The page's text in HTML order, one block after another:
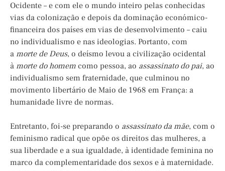
Ocidente – e com ele o mundo inteiro pelas conhecidas
vias da colonização e depois da dominação económico-
financeira dos países em vias de desenvolvimento – caiu
no individualismo e nas ideologias. Portanto, com
a morte de Deus, o deísmo levou a civilização ocidental
à morte do homem como pessoa, ao assassinato do pai, ao
individualismo sem fraternidade, que culminou no
movimento libertário de Maio de 1968 em França: a
humanidade livre de normas.
Entretanto, foi-se preparando o assassinato da mãe, com o
feminismo radical que opõe os direitos das mulheres, a
sua liberdade e a sua igualdade, à identidade feminina no
marco da complementaridade dos sexos e à maternidade.